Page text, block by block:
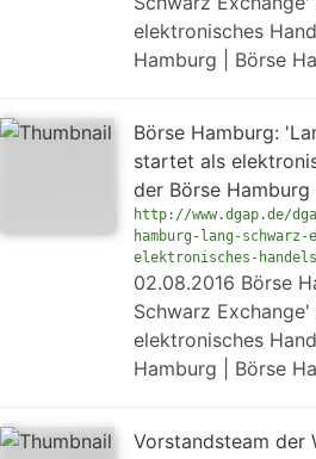
elektronisches
Hamburg | Börse
Börse Hamburg:
startet als
der Börse
http://www.dgap.de/
hamburg-lang-
elektronisches-
02.08.2016 Börse
Schwarz
elektronisches
Hamburg | Börse
Vorstandsteam der